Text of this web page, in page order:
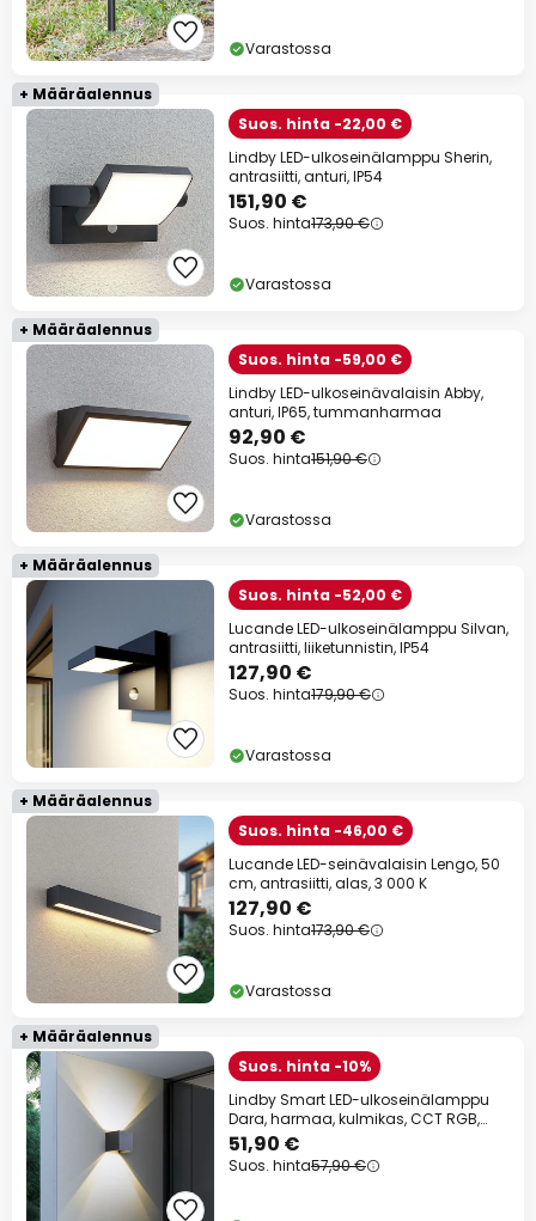
Varastossa
+ Määräalennus
Suos. hinta -22,00 €
Lindby LED-ulkoseinälamppu Sherin,
antrasiitti, anturi, IP54
151,90 €
Suos. hinta173,90 €
Varastossa
+ Määräalennus
Suos. hinta -59,00 €
Lindby LED-ulkoseinävalaisin Abby,
anturi, IP65, tummanharmaa
92,90 €
Suos. hinta151,90 €
Varastossa
+ Määräalennus
Suos. hinta -52,00 €
Lucande LED-ulkoseinälamppu Silvan,
antrasiitti, liiketunnistin, IP54
127,90 €
Suos. hinta179,90 €
Varastossa
+ Määräalennus
Suos. hinta -46,00 €
Lucande LED-seinävalaisin Lengo, 50
cm, antrasiitti, alas, 3 000 K
127,90 €
Suos. hinta173,90 €
Varastossa
+ Määräalennus
Suos. hinta -10%
Lindby Smart LED-ulkoseinälamppu
Dara, harmaa, kulmikas, CCT RGB,
Tuya
51,90 €
Suos. hinta57,90 €